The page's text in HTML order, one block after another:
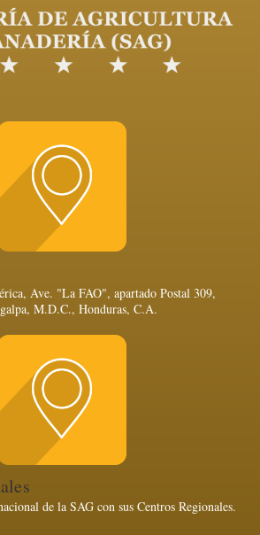
Ave. "La FAO", apartado Postal 309,
M.D.C., Honduras, C.A.
de la SAG con sus Centros Regionales.